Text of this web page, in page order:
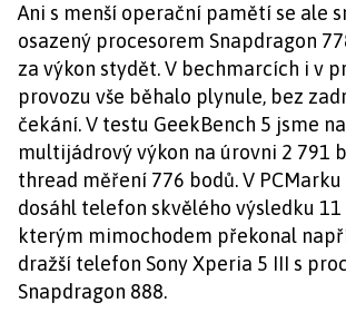
Ani s menší operační pamětí se ale
osazený procesorem Snapdragon
za výkon stydět. V bechmarcích i v
provozu vše běhalo plynule, bez
čekání. V testu GeekBench 5 jsme
multijádrový výkon na úrovni 2 791
thread měření 776 bodů. V PCMarku
dosáhl telefon skvělého výsledku 11
kterým mimochodem překonal
dražší telefon Sony Xperia 5 III s
Snapdragon 888.